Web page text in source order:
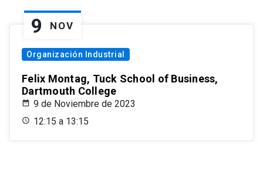
9 NOV
Organización Industrial
Felix Montag, Tuck School of Business,
Dartmouth College
9 de Noviembre de 2023
12:15 a 13:15